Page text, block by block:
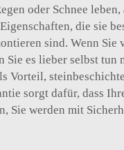
oder Schnee
die sie
sind. Wenn
es lieber selbst
Vorteil,
sorgt dafür, dass
Sie werden mit